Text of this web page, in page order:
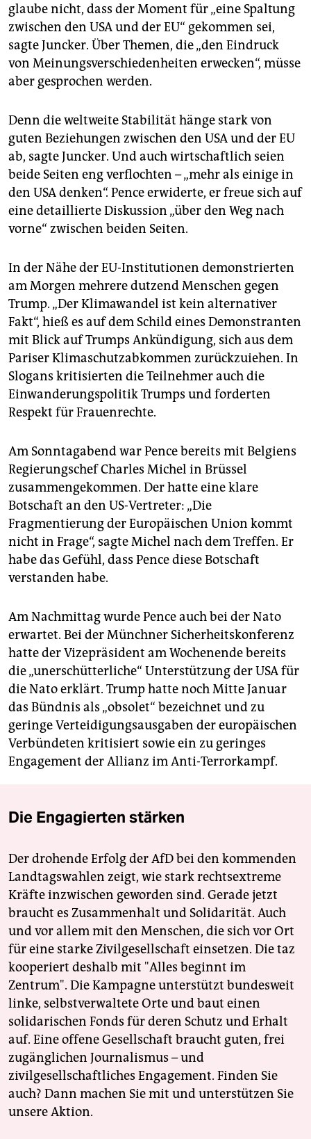
glaube nicht, dass der Moment für „eine Spaltung
zwischen den USA und der EU“ gekommen sei,
sagte Juncker. Über Themen, die „den Eindruck
von Meinungsverschiedenheiten erwecken“, müsse
aber gesprochen werden.
Denn die weltweite Stabilität hänge stark von
guten Beziehungen zwischen den USA und der EU
ab, sagte Juncker. Und auch wirtschaftlich seien
beide Seiten eng verflochten – „mehr als einige in
den USA denken“. Pence erwiderte, er freue sich auf
eine detaillierte Diskussion „über den Weg nach
vorne“ zwischen beiden Seiten.
In der Nähe der EU-Institutionen demonstrierten
am Morgen mehrere dutzend Menschen gegen
Trump. „Der Klimawandel ist kein alternativer
Fakt“, hieß es auf dem Schild eines Demonstranten
mit Blick auf Trumps Ankündigung, sich aus dem
Pariser Klimaschutzabkommen zurückzuiehen. In
Slogans kritisierten die Teilnehmer auch die
Einwanderungspolitik Trumps und forderten
Respekt für Frauenrechte.
Am Sonntagabend war Pence bereits mit Belgiens
Regierungschef Charles Michel in Brüssel
zusammengekommen. Der hatte eine klare
Botschaft an den US-Vertreter: „Die
Fragmentierung der Europäischen Union kommt
nicht in Frage“, sagte Michel nach dem Treffen. Er
habe das Gefühl, dass Pence diese Botschaft
verstanden habe.
Am Nachmittag wurde Pence auch bei der Nato
erwartet. Bei der Münchner Sicherheitskonferenz
hatte der Vizepräsident am Wochenende bereits
die „unerschütterliche“ Unterstützung der USA für
die Nato erklärt. Trump hatte noch Mitte Januar
das Bündnis als „obsolet“ bezeichnet und zu
geringe Verteidigungsausgaben der europäischen
Verbündeten kritisiert sowie ein zu geringes
Engagement der Allianz im Anti-Terrorkampf.
Die Engagierten stärken
Der drohende Erfolg der AfD bei den kommenden
Landtagswahlen zeigt, wie stark rechtsextreme
Kräfte inzwischen geworden sind. Gerade jetzt
braucht es Zusammenhalt und Solidarität. Auch
und vor allem mit den Menschen, die sich vor Ort
für eine starke Zivilgesellschaft einsetzen. Die taz
kooperiert deshalb mit "Alles beginnt im
Zentrum". Die Kampagne unterstützt bundesweit
linke, selbstverwaltete Orte und baut einen
solidarischen Fonds für deren Schutz und Erhalt
auf. Eine offene Gesellschaft braucht guten, frei
zugänglichen Journalismus – und
zivilgesellschaftliches Engagement. Finden Sie
auch? Dann machen Sie mit und unterstützen Sie
unsere Aktion.